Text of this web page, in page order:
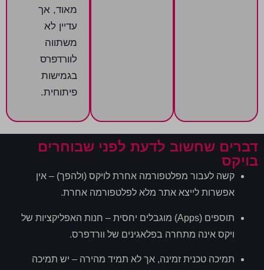
מאוד, אך
עדיין לא
משתווה
לוורדפרס
בגמישות
פיתוחית.
דברים שחשוב לדעת לפני שבוחרים
בויקס
קשה לעבור מפלטפורמה אחרת לויקס (ולהפך) – אין
אפשרות לייצא אתר מלא לפלטפורמה אחרת.
תוספים (Apps)
מוגבלים יחסית – חנות האפליקציות של
ויקס אינה מתחרה בפלאגינים של וורדפרס.
תמיכה טכנית זמינה, אך לא תמיד מהירה – יש תמיכה